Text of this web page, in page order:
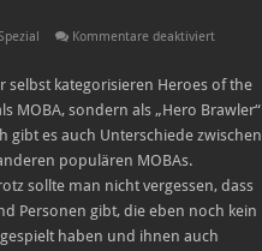
Kommentare deaktiviertfür
Heroes
the
Storm
selbst kategorisieren Heroes of the
MOBA, sondern als „Hero Brawler“
gibt es auch Unterschiede zwischen
populären MOBAs.
sollte man nicht vergessen, dass
Personen gibt, die eben noch kein
haben und ihnen auch